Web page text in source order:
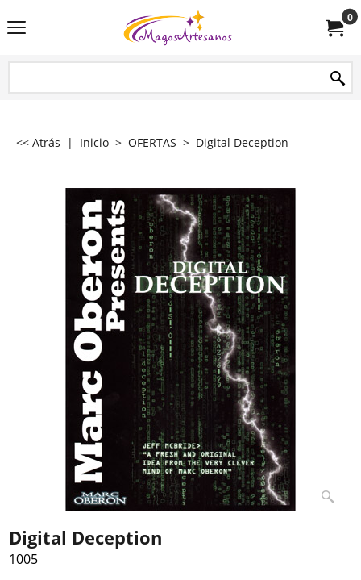
0
<< Atrás | Inicio > OFERTAS > Digital Deception
Digital Deception
1005